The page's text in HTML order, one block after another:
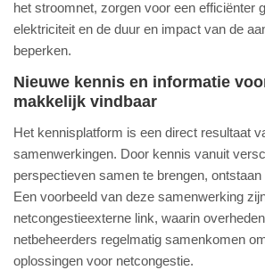
het stroomnet, zorgen voor een efficiënter
elektriciteit en de duur en impact van de
beperken.
Nieuwe kennis en informatie
makkelijk vindbaar
Het kennisplatform is een direct resultaat
samenwerkingen. Door kennis vanuit
perspectieven samen te brengen,
Een voorbeeld van deze samenwerking
netcongestieexterne link, waarin
netbeheerders regelmatig samenkomen
oplossingen voor netcongestie.